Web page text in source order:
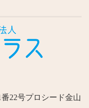
22号プロシード金山